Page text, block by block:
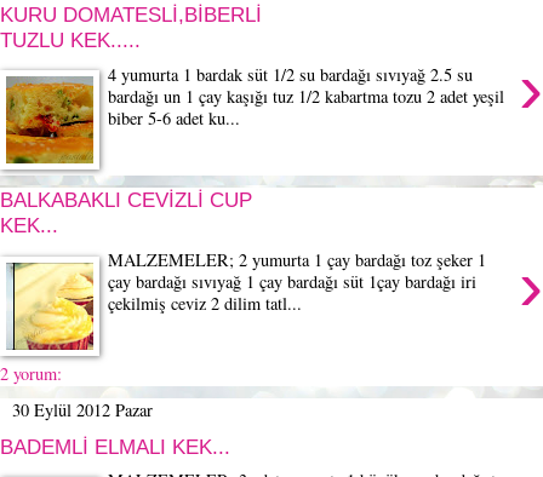
KURU DOMATESLİ,BİBERLİ
TUZLU KEK.....
›
4 yumurta 1 bardak süt 1/2 su bardağı sıvıyağ 2.5 su
bardağı un 1 çay kaşığı tuz 1/2 kabartma tozu 2 adet yeşil
biber 5-6 adet ku...
BALKABAKLI CEVİZLİ CUP
KEK...
›
MALZEMELER; 2 yumurta 1 çay bardağı toz şeker 1
çay bardağı sıvıyağ 1 çay bardağı süt 1çay bardağı iri
çekilmiş ceviz 2 dilim tatl...
2 yorum:
30 Eylül 2012 Pazar
BADEMLİ ELMALI KEK...